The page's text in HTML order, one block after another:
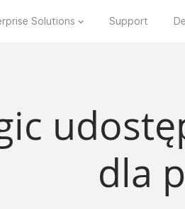
Solutions Support
dla